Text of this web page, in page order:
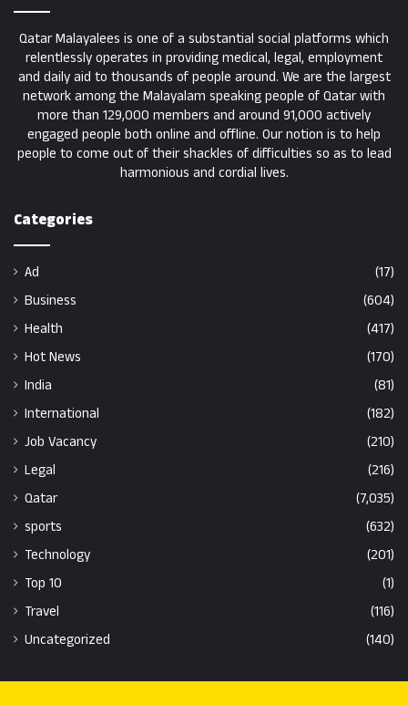
Qatar Malayalees is one of a substantial social platforms which
relentlessly operates in providing medical, legal, employment
and daily aid to thousands of people around. We are the largest
network among the Malayalam speaking people of Qatar with
more than 129,000 members and around 91,000 actively
engaged people both online and offline. Our notion is to help
people to come out of their shackles of difficulties so as to lead
harmonious and cordial lives.
Categories
Ad
(17)
Business
(604)
Health
(417)
Hot News
(170)
India
(81)
International
(182)
Job Vacancy
(210)
Legal
(216)
Qatar
(7,035)
sports
(632)
Technology
(201)
Top 10
(1)
Travel
(116)
Uncategorized
(140)